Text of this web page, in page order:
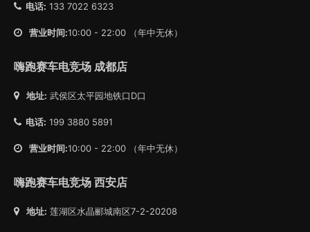
电话: 133 7022 6323
营业时间:10:00 - 22:00 （年中无休）
嗨跑赛车电竞场 成都店
地址: 武侯区太平园地铁口D口
电话: 199 3880 5891
营业时间:10:00 - 22:00 （年中无休）
嗨跑赛车电竞场 西安店
地址: 莲湖区水晶郦城南区7-2-20208